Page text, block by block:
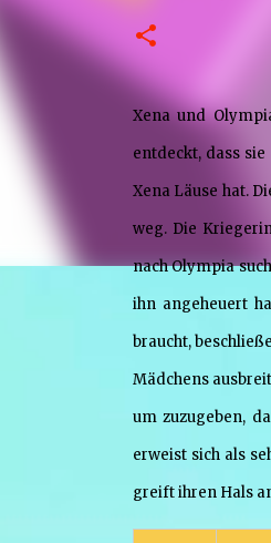
Xena und
entdeckt, dass
Xena Läuse hat.
weg. Die
nach Olympia
ihn angeheuert
braucht,
Mädchens
um zuzugeben,
erweist sich als
greift ihren Hals